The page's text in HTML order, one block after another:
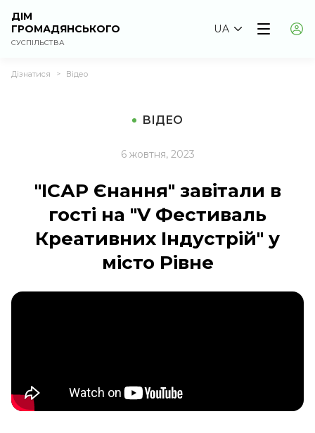
ДІМ
ГРОМАДЯНСЬКОГО
СУСПІЛЬСТВА
UA
Дізнатися > Відео
ВІДЕО
6 жовтня, 2023
"ІСАР Єнання" завітали в
гості на "V Фестиваль
Креативних Індустрій" у
місто Рівне